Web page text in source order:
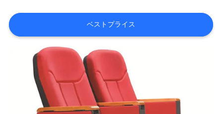
旅
行
ベストプライス